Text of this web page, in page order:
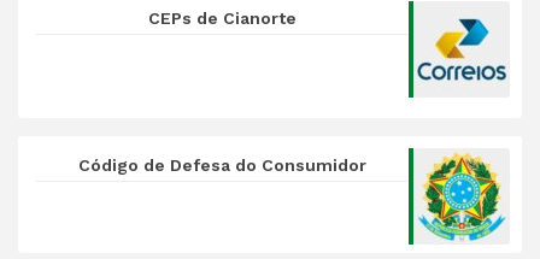
CEPs de Cianorte
Código de Defesa do Consumidor